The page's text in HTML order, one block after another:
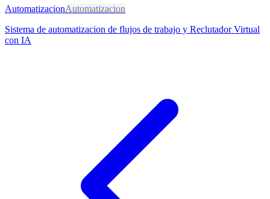
AutomatizacionAutomatizacion
Sistema de automatizacion de flujos de trabajo y Reclutador Virtual
con IA